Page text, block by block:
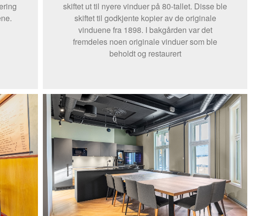
skiftet ut til nyere vinduer på 80-tallet. Disse ble
skiftet til godkjente kopier av de originale
vinduene fra 1898. I bakgården var det
fremdeles noen originale vinduer som ble
beholdt og restaurert